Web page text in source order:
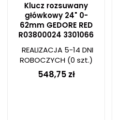
Klucz rozsuwany
główkowy 24" 0-
62mm GEDORE RED
R03800024 3301066
REALIZACJA 5-14 DNI
ROBOCZYCH(0 szt.)
548,75 zł